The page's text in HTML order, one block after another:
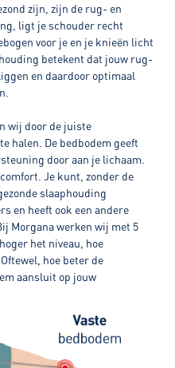
zijn, zijn de rug- en
ligt je schouder recht
voor je en je knieën licht
betekent dat jouw rug-
en daardoor optimaal
wij door de juiste
halen. De bedbodem geeft
door aan je lichaam.
Je kunt, zonder de
slaaphouding
en heeft ook een andere
Morgana werken wij met 5
het niveau, hoe
hoe beter de
aansluit op jouw